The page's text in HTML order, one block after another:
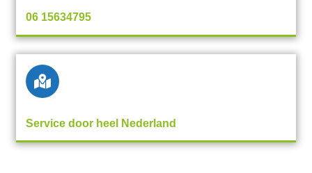
06 15634795
Service door heel Nederland